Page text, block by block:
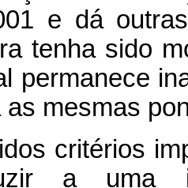
e dá
tenha sido
permanece
as mesmas
critérios
a uma